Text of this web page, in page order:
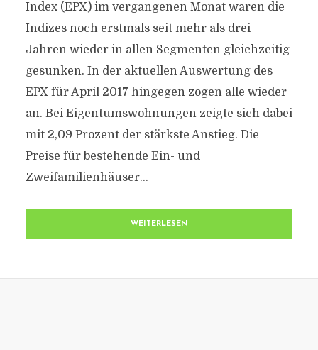
Index (EPX) im vergangenen Monat waren die
Indizes noch erstmals seit mehr als drei
Jahren wieder in allen Segmenten gleichzeitig
gesunken. In der aktuellen Auswertung des
EPX für April 2017 hingegen zogen alle wieder
an. Bei Eigentumswohnungen zeigte sich dabei
mit 2,09 Prozent der stärkste Anstieg. Die
Preise für bestehende Ein- und
Zweifamilienhäuser...
WEITERLESEN